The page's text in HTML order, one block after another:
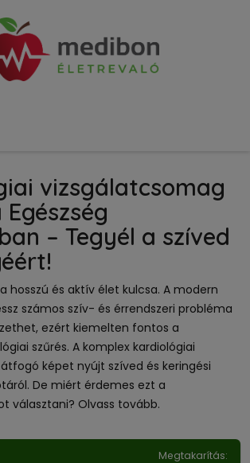
vizsgálatcsomag
– Tegyél a szíved
hosszú és aktív élet kulcsa. A modern
számos szív- és érrendszeri probléma
ezért kiemelten fontos a
szűrés. A komplex kardiológiai
képet nyújt szíved és keringési
De miért érdemes ezt a
választani? Olvass tovább.
Megtakarítás: